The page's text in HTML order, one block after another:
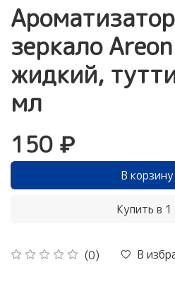
зеркало
жидкий,
мл
(0) В
150 ₽
В корзину
Купить в 1